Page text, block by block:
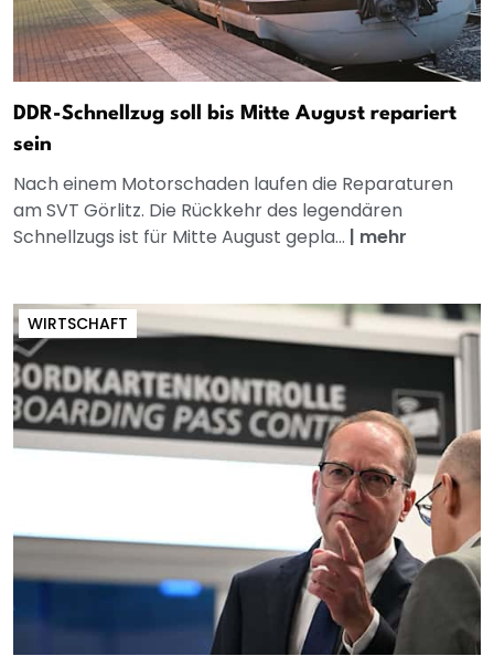
DDR-Schnellzug soll bis Mitte August repariert
sein
Nach einem Motorschaden laufen die Reparaturen
am SVT Görlitz. Die Rückkehr des legendären
Schnellzugs ist für Mitte August gepla... | mehr
WIRTSCHAFT